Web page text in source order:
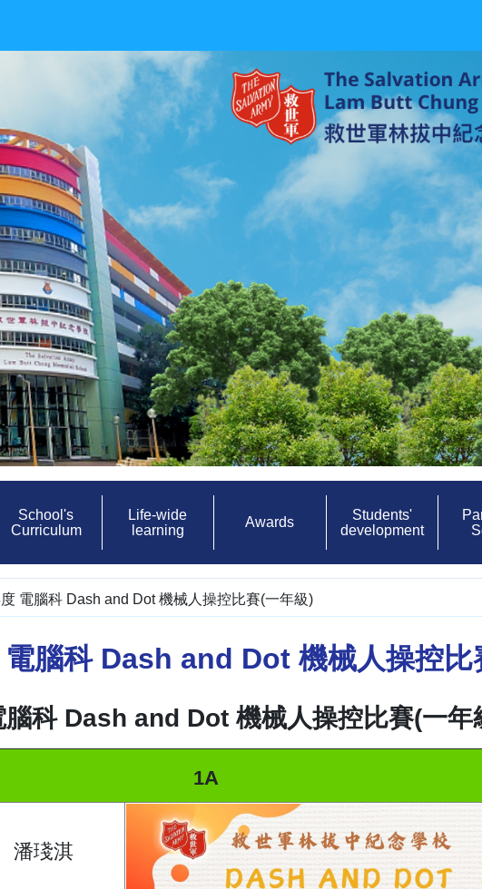
School's
Curriculum
Life-wide
learning
Awards
Students'
development
電腦科 Dash and Dot 機械人操控比賽(一年級)
腦科 Dash and Dot 機械人操控比
科 Dash and Dot 機械人操控比賽(一年
1A
潘琖淇